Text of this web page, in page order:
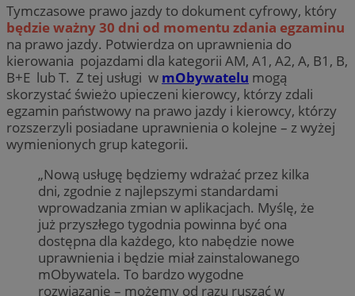
Tymczasowe prawo jazdy to dokument cyfrowy, który
będzie ważny 30 dni od momentu zdania egzaminu
na prawo jazdy. Potwierdza on uprawnienia do
kierowania pojazdami dla kategorii AM, A1, A2, A, B1, B,
B+E lub T. Z tej usługi w mObywatelu mogą
skorzystać świeżo upieczeni kierowcy, którzy zdali
egzamin państwowy na prawo jazdy i kierowcy, którzy
rozszerzyli posiadane uprawnienia o kolejne – z wyżej
wymienionych grup kategorii.
„Nową usługę będziemy wdrażać przez kilka
dni, zgodnie z najlepszymi standardami
wprowadzania zmian w aplikacjach. Myślę, że
już przyszłego tygodnia powinna być ona
dostępna dla każdego, kto nabędzie nowe
uprawnienia i będzie miał zainstalowanego
mObywatela. To bardzo wygodne
rozwiązanie – możemy od razu ruszać w